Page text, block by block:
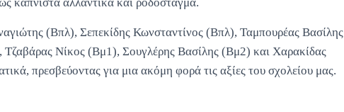
(Βπλ), Σεπεκίδης Κωνσταντίνος (Βπλ), Ταμπουρέας Βασίλης
Νίκος (Βμ1), Σουγλέρης Βασίλης (Βμ2) και Χαρακίδας
πρεσβεύοντας για μια ακόμη φορά τις αξίες του σχολείου μας.